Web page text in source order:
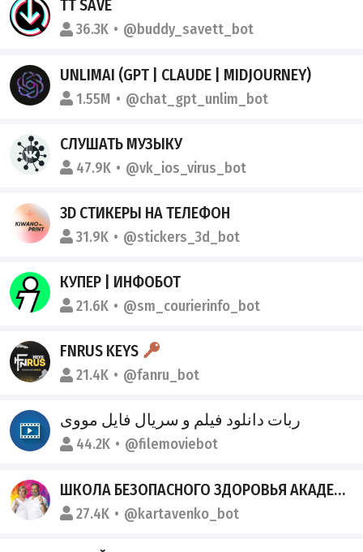
TT SAVE
36.3K @buddy_savett_bot
UNLIMAI (GPT | CLAUDE | MIDJOURNEY)
1.55M @chat_gpt_unlim_bot
СЛУШАТЬ МУЗЫКУ
47.9K @vk_ios_virus_bot
3D СТИКЕРЫ НА ТЕЛЕФОН
31.9K @stickers_3d_bot
КУПЕР | ИНФОБОТ
21.6K @sm_courierinfo_bot
FNRUS KEYS
21.4K @fanru_bot
ربات دانلود فیلم و سریال فایل مووی
44.2K @filemoviebot
ШКОЛА БЕЗОПАСНОГО ЗДОРОВЬЯ АКАДЕМИКОВ КАРТАВЕНКО
27.4K @kartavenko_bot